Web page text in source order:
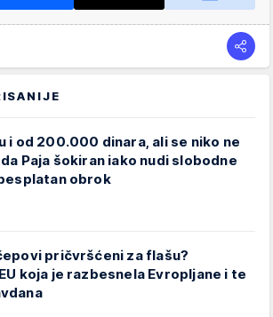
i od 200.000 dinara, ali se niko ne
Paja šokiran iako nudi slobodne
obrok
pričvršćeni za flašu?
koja je razbesnela Evropljane i te